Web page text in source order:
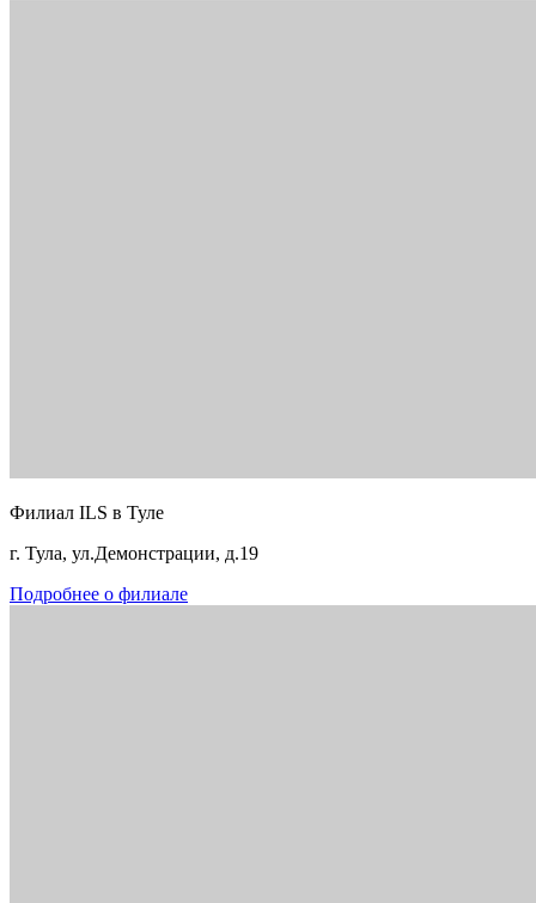
Филиал ILS в Туле
г. Тула, ул.Демонстрации, д.19
Подробнее о филиале